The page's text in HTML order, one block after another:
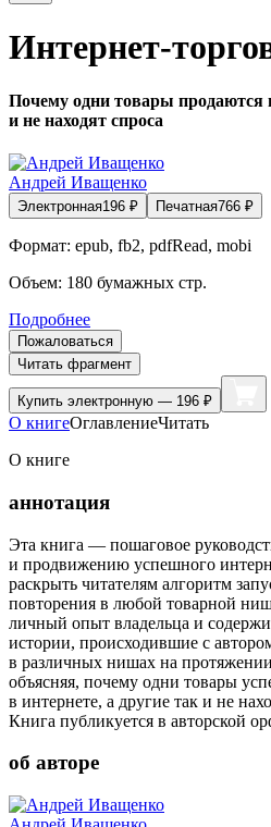
Интернет-
Почему одни товары продаются
и не находят спроса
Андрей Иващенко
Электронная196 ₽ Печатная766 ₽
Формат: epub, fb2, pdfRead, mobi
Объем: 180 бумажных стр.
Подробнее
Пожаловаться
Читать фрагмент
Купить электронную — 196 ₽
О книгеОглавлениеЧитать
О книге
аннотация
Эта книга — пошаговое
и продвижению успешного
раскрыть читателям алгоритм
повторения в любой товарной
личный опыт владельца и
истории, происходившие с
в различных нишах на протяжении
объясняя, почему одни товары
в интернете, а другие так и не
Книга публикуется в авторской
об авторе